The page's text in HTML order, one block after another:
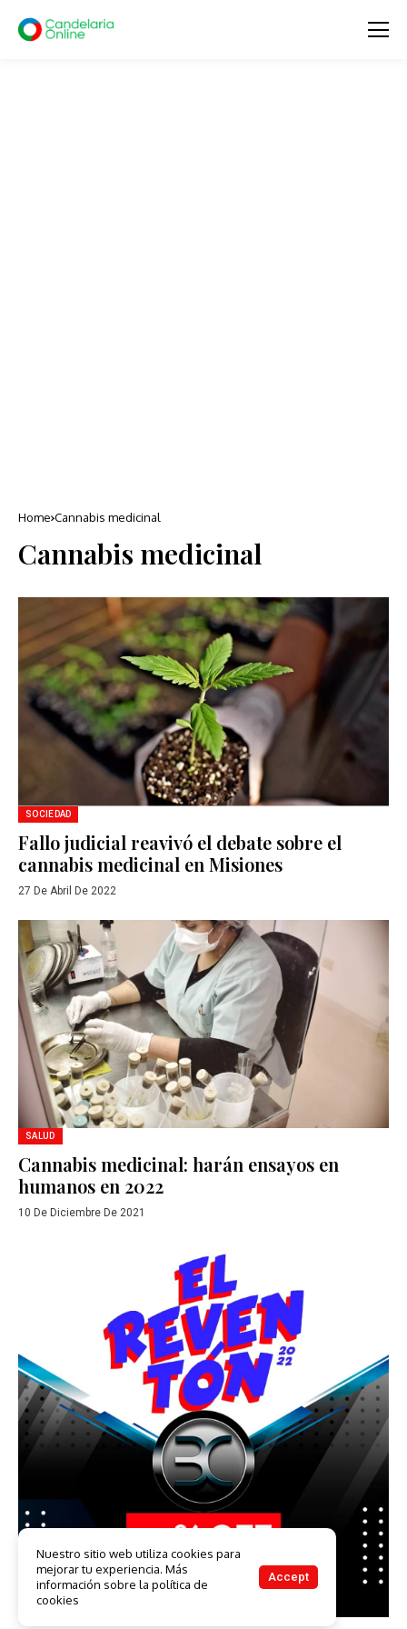
Home Cannabis medicinal
Cannabis medicinal
SOCIEDAD
Fallo judicial reavivó el debate sobre el
cannabis medicinal en Misiones
27 De Abril De 2022
SALUD
Cannabis medicinal: harán ensayos en
humanos en 2022
10 De Diciembre De 2021
Nuestro sitio web utiliza cookies para
mejorar tu experiencia. Más
información sobre la política de
cookies
Accept